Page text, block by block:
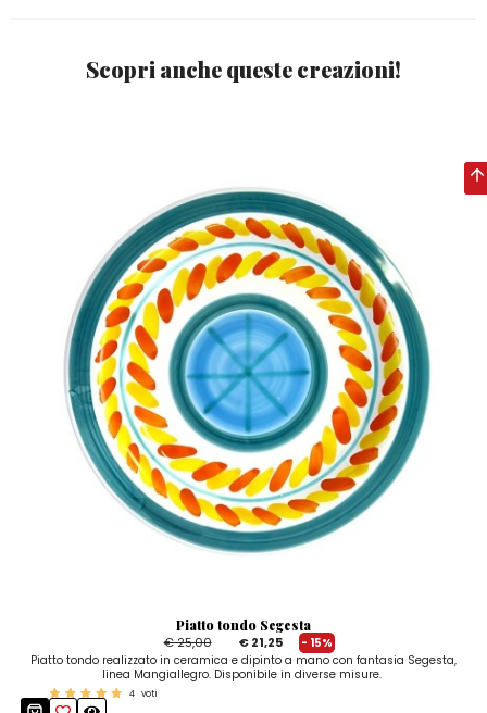
Scopri anche queste creazioni!
Piatto tondo Segesta
€ 25,00
€ 21,25
- 15%
Piatto tondo realizzato in ceramica e dipinto a mano con fantasia Segesta,
linea Mangiallegro. Disponibile in diverse misure.
4 voti